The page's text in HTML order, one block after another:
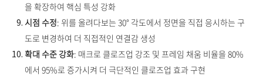
을 확장하여 핵심 특성 강화
시점 수정: 위를 올려다보는 30° 각도에서 정면을 직접 응시하는 구
도로 변경하여 더 직접적인 연결감 생성
확대 수준 강화: 매크로 클로즈업 강조 및 프레임 채움 비율을 80%
에서 95%로 증가시켜 더 극단적인 클로즈업 효과 구현